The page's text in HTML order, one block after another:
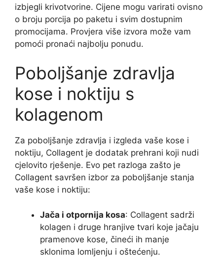
izbjegli krivotvorine. Cijene mogu varirati ovisno
o broju porcija po paketu i svim dostupnim
promocijama. Provjera više izvora može vam
pomoći pronaći najbolju ponudu.
Poboljšanje zdravlja
kose i noktiju s
kolagenom
Za poboljšanje zdravlja i izgleda vaše kose i
noktiju, Collagent je dodatak prehrani koji nudi
cjelovito rješenje. Evo pet razloga zašto je
Collagent savršen izbor za poboljšanje stanja
vaše kose i noktiju:
Jača i otpornija kosa: Collagent sadrži
kolagen i druge hranjive tvari koje jačaju
pramenove kose, čineći ih manje
sklonima lomljenju i oštećenju.